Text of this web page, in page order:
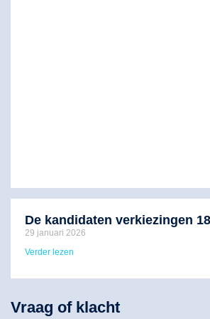
De kandidaten verkiezingen
29 januari 2026
Verder lezen
Vraag of klacht